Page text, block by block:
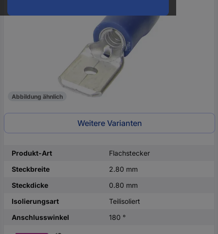
Abbildung ähnlich
Weitere Varianten
Produkt-Art
Flachstecker
Steckbreite
2.80 mm
Steckdicke
0.80 mm
Isolierungsart
Teilisoliert
Anschlusswinkel
180 °